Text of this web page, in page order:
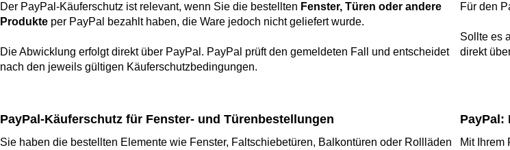
Der PayPal-Käuferschutz ist relevant, wenn Sie die bestellten Fenster, Türen oder andere
Produkte per PayPal bezahlt haben, die Ware jedoch nicht geliefert wurde.
Die Abwicklung erfolgt direkt über PayPal. PayPal prüft den gemeldeten Fall und entscheidet
nach den jeweils gültigen Käuferschutzbedingungen.
Für den
Sollte es
direkt
PayPal-Käuferschutz für Fenster- und Türenbestellungen
Sie haben die bestellten Elemente wie Fenster, Faltschiebetüren, Balkontüren oder Rollläden
PayPal:
Mit Ihrem